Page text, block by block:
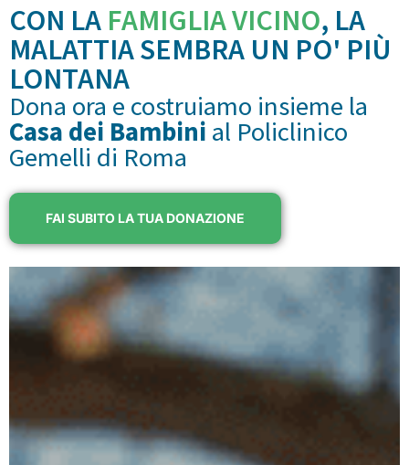
CON LA FAMIGLIA VICINO, LA
MALATTIA SEMBRA UN PO' PIÙ
LONTANA
Dona ora e costruiamo insieme la
Casa dei Bambini al Policlinico
Gemelli di Roma
FAI SUBITO LA TUA DONAZIONE